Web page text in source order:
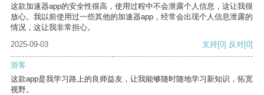
这款加速器app的安全性很高，使用过程中不会泄露个人信息，这让我很
放心。我以前使用过一些其他的加速器app，经常会出现个人信息泄露的
情况，这让我非常担心。
2025-09-03
支持[0] 反对[0]
游客
这款app是我学习路上的良师益友，让我能够随时随地学习新知识，拓宽
视野。